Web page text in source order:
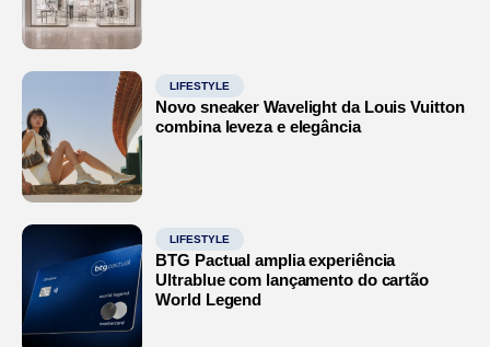
LIFESTYLE
Novo sneaker Wavelight da Louis Vuitton
combina leveza e elegância
LIFESTYLE
BTG Pactual amplia experiência
Ultrablue com lançamento do cartão
World Legend